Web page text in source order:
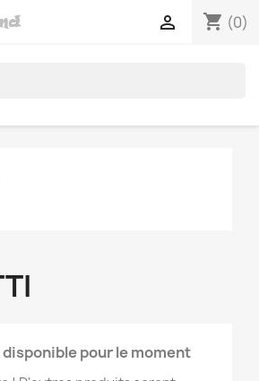
shopping_cart (0)

pour le moment